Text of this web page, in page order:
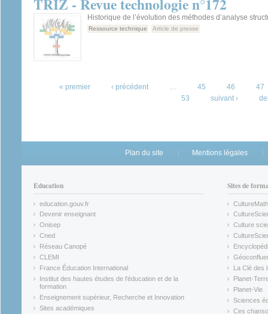
TRIZ - Revue technologie n°172
Historique de l’évolution des méthodes d’analyse
Ressource technique Article de presse
« premier ‹ précédent … 45 46
47
53
suivant ›
Plan du site Mentions légales
Éducation
education.gouv.fr
(link is external)
Devenir enseignant
(link is external)
Onisep
(link is external)
Cned
(link is external)
Réseau Canopé
(link is external)
CLEMI
(link is external)
France Éducation International
(link is external)
Institut des hautes études de l'éducation et de la
formation
(link is external)
Enseignement supérieur, Recherche et Innovation
(link is external)
Sites académiques
Sites de
CultureMath
(link is
(link is
Culture
(link is
(link is
(link is
La Clé des
(link is
Planet-
(link is
Planet-Vie
(link is
Sciences
(link is
Ces